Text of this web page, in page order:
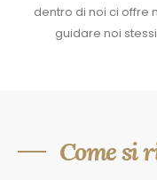
dentro di noi ci offre
guidare noi
Come si